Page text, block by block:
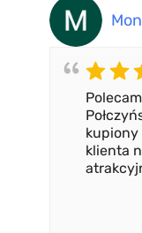
kupiony
klienta